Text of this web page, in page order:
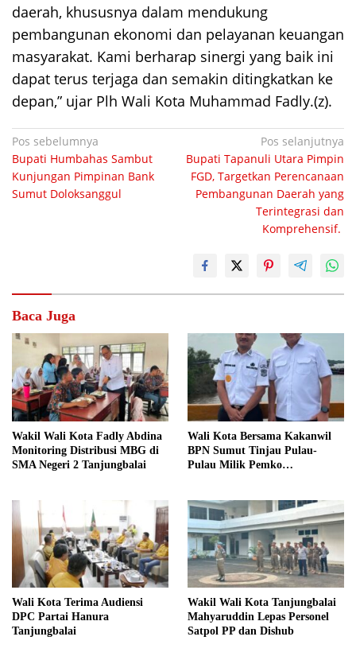
daerah, khususnya dalam mendukung
pembangunan ekonomi dan pelayanan keuangan
masyarakat. Kami berharap sinergi yang baik ini
dapat terus terjaga dan semakin ditingkatkan ke
depan,” ujar Plh Wali Kota Muhammad Fadly.(z).
Navigasi
pos
Pos sebelumnya
Bupati Humbahas Sambut
Kunjungan Pimpinan Bank
Sumut Doloksanggul
Pos selanjutnya
Bupati Tapanuli Utara Pimpin
FGD, Targetkan Perencanaan
Pembangunan Daerah yang
Terintegrasi dan
Komprehensif.
Baca Juga
Wakil Wali Kota Fadly Abdina
Monitoring Distribusi MBG di
SMA Negeri 2 Tanjungbalai
Wali Kota Bersama Kakanwil
BPN Sumut Tinjau Pulau-
Pulau Milik Pemko
Wali Kota Terima Audiensi
DPC Partai Hanura
Tanjungbalai
Wakil Wali Kota Tanjungbalai
Mahyaruddin Lepas Personel
Satpol PP dan Dishub